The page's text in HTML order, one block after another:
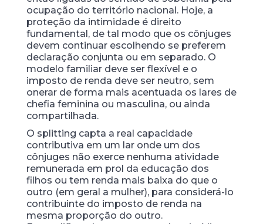
ocupação do território nacional. Hoje, a
proteção da intimidade é direito
fundamental, de tal modo que os cônjuges
devem continuar escolhendo se preferem
declaração conjunta ou em separado. O
modelo familiar deve ser flexível e o
imposto de renda deve ser neutro, sem
onerar de forma mais acentuada os lares de
chefia feminina ou masculina, ou ainda
compartilhada.
O splitting capta a real capacidade
contributiva em um lar onde um dos
cônjuges não exerce nenhuma atividade
remunerada em prol da educação dos
filhos ou tem renda mais baixa do que o
outro (em geral a mulher), para considerá-lo
contribuinte do imposto de renda na
mesma proporção do outro.